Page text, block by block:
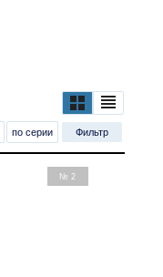
по серии Фильтр
№ 2